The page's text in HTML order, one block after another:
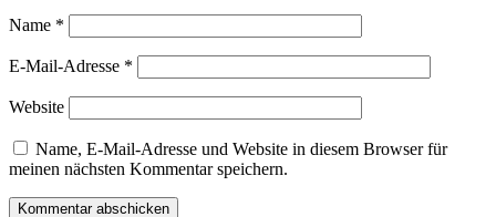
Name *
E-Mail-Adresse *
Website
Name, E-Mail-Adresse und Website in diesem Browser für
meinen nächsten Kommentar speichern.